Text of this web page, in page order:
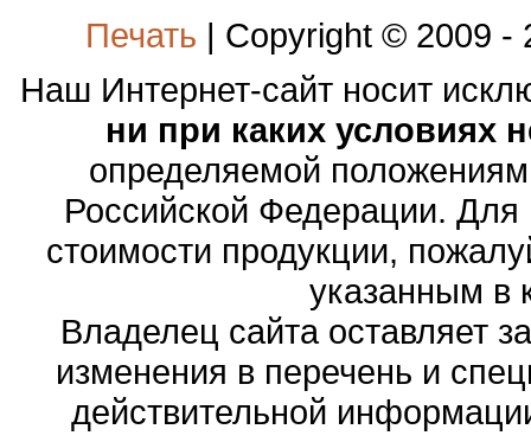
Печать | Copyright © 2009 -
Наш Интернет-сайт носит
ни при каких условиях
определяемой
Российской Федерации.
стоимости продукции,
указанным в
Владелец сайта оставляет
изменения в перечень и
действительной